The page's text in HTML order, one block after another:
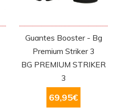
Guantes Booster - Bg
Premium Striker 3
BG PREMIUM STRIKER
3
69,95€